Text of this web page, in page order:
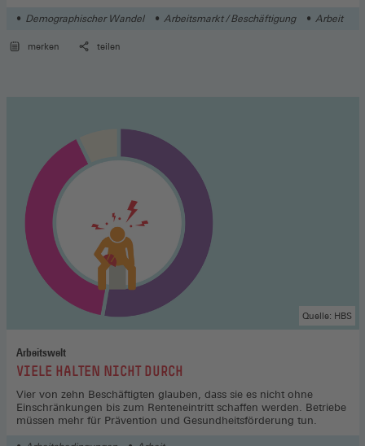
Demographischer Wandel Arbeitsmarkt / Beschäftigung Arbeit
merken teilen
Arbeitswelt
:VIELE HALTEN NICHT DURCH
Quelle: HBS
Vier von zehn Beschäftigten glauben, dass sie es nicht ohne
Einschränkungen bis zum Renteneintritt schaffen werden. Betriebe
müssen mehr für Prävention und Gesundheitsförderung tun.